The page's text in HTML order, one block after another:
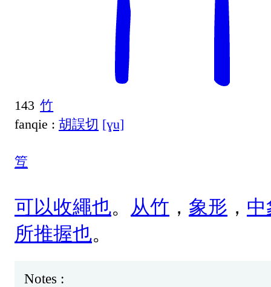
143 竹
fanqie : 胡誤切 [ɣu]
䇘
可以收繩也。 从竹 ， 象形 ， 中
所推握也。
Notes :